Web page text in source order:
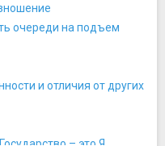
Пом
очереди на подъем
и отличия от других
– это Я